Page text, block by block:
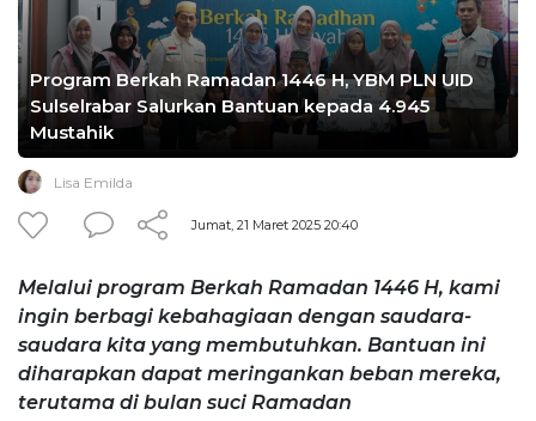
Program Berkah Ramadan 1446 H, YBM PLN UID
Sulselrabar Salurkan Bantuan kepada 4.945
Mustahik
Lisa Emilda
Jumat, 21 Maret 2025 20:40
Melalui program Berkah Ramadan 1446 H, kami
ingin berbagi kebahagiaan dengan saudara-
saudara kita yang membutuhkan. Bantuan ini
diharapkan dapat meringankan beban mereka,
terutama di bulan suci Ramadan